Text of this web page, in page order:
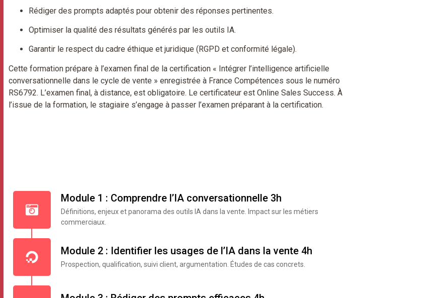
Rédiger des prompts adaptés pour obtenir des réponses pertinentes.
Optimiser la qualité des résultats générés par les outils IA.
Garantir le respect du cadre éthique et juridique (RGPD et conformité légale).
Cette formation prépare à l’examen final de la certification « Intégrer l’intelligence artificielle
conversationnelle dans le cycle de vente » enregistrée à France Compétences sous le numéro
RS6792. L’examen final, à distance, est obligatoire. Le certificateur est Online Sales Success. À
l’issue de la formation, le stagiaire s’engage à passer l’examen préparant à la certification.
Module 1 : Comprendre l’IA conversationnelle 3h
Définitions, enjeux et panorama des outils IA dans la vente. Impact sur les métiers
commerciaux.
Module 2 : Identifier les usages de l’IA dans la vente 4h
Prospection, qualification, suivi client, argumentation. Études de cas concrets.